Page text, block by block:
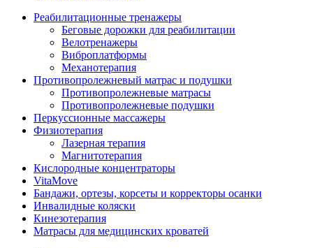
Реабилитационные тренажеры
Беговые дорожки для реабилитации
Велотренажеры
Виброплатформы
Механотерапия
Противопролежневый матрас и подушки
Противопролежневые матрасы
Противопролежневые подушки
Перкуссионные массажеры
Физиотерапия
Лазерная терапия
Магнитотерапия
Кислородные концентраторы
VitaMove
Бандажи, ортезы, корсеты и корректоры осанки
Инвалидные коляски
Кинезотерапия
Матрасы для медицинских кроватей